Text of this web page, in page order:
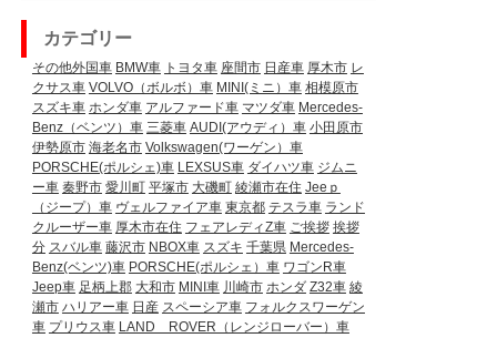
カテゴリー
その他外国車 BMW車 トヨタ車 座間市 日産車 厚木市 レ
クサス車 VOLVO（ボルボ）車 MINI(ミニ）車 相模原市
スズキ車 ホンダ車 アルファード車 マツダ車 Mercedes-
Benz（ベンツ）車 三菱車 AUDI(アウディ）車 小田原市
伊勢原市 海老名市 Volkswagen(ワーゲン）車
PORSCHE(ポルシェ)車 LEXSUS車 ダイハツ車 ジムニ
ー車 秦野市 愛川町 平塚市 大磯町 綾瀬市在住 Jeeｐ
（ジープ）車 ヴェルファイア車 東京都 テスラ車 ランド
クルーザー車 厚木市在住 フェアレディZ車 ご挨拶 挨拶
分 スバル車 藤沢市 NBOX車 スズキ 千葉県 Mercedes-
Benz(ベンツ)車 PORSCHE(ポルシェ）車 ワゴンR車
Jeep車 足柄上郡 大和市 MINI車 川崎市 ホンダ Z32車 綾
瀬市 ハリアー車 日産 スペーシア車 フォルクスワーゲン
車 プリウス車 LAND ROVER（レンジローバー）車